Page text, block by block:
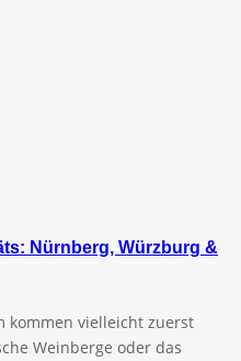
Nürnberg, Würzburg &
kommen vielleicht zuerst
Weinberge oder das